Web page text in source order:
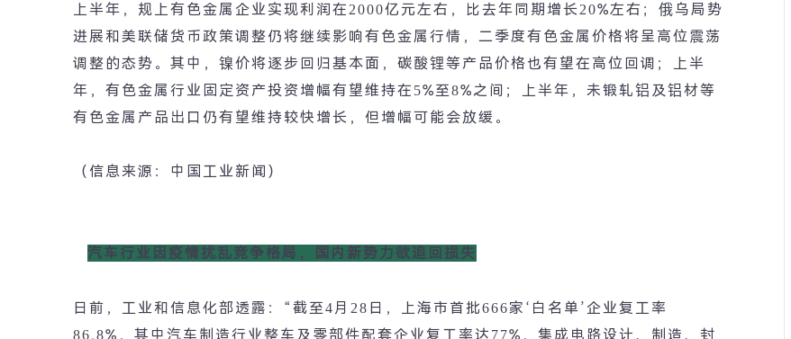
上半年，规上有色金属企业实现利润在2000亿元左右，比去年同期增长20%左右；俄乌局势
进展和美联储货币政策调整仍将继续影响有色金属行情，二季度有色金属价格将呈高位震荡
调整的态势。其中，镍价将逐步回归基本面，碳酸锂等产品价格也有望在高位回调；上半
年，有色金属行业固定资产投资增幅有望维持在 5%至8%之间；上半年，未锻轧铝及铝材等
有色金属产品出口仍有望维持较快增长，但增幅可能会放缓。
（信息来源：中国工业新闻）
汽车行业因疫情扰乱竞争格局，国内新势力欲追回损失
日前，工业和信息化部透露： “截至4月 28 日，上海市首批666家 ‘ 白名单 ’ 企业复工率
86.8% ，其中汽车制造行业整车及零部件配套企业复工率达77% ，集成电路设计、制造、封